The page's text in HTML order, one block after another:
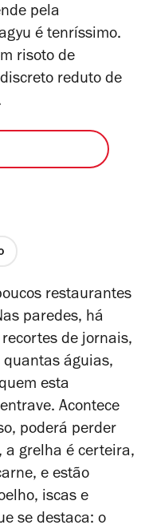
pela
é tenríssimo.
risoto de
reduto de
restaurantes
paredes, há
de jornais,
quantas águias,
esta
Acontece
poderá perder
a grelha é certeira,
e estão
iscas e
se destaca: o